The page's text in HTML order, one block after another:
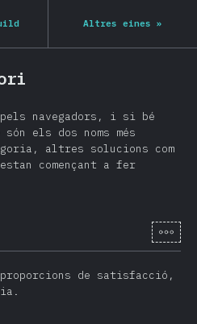
Altres eines »
pels navegadors, i si bé
els dos noms més
altres solucions com
començant a fer
[ca-
de satisfacció,